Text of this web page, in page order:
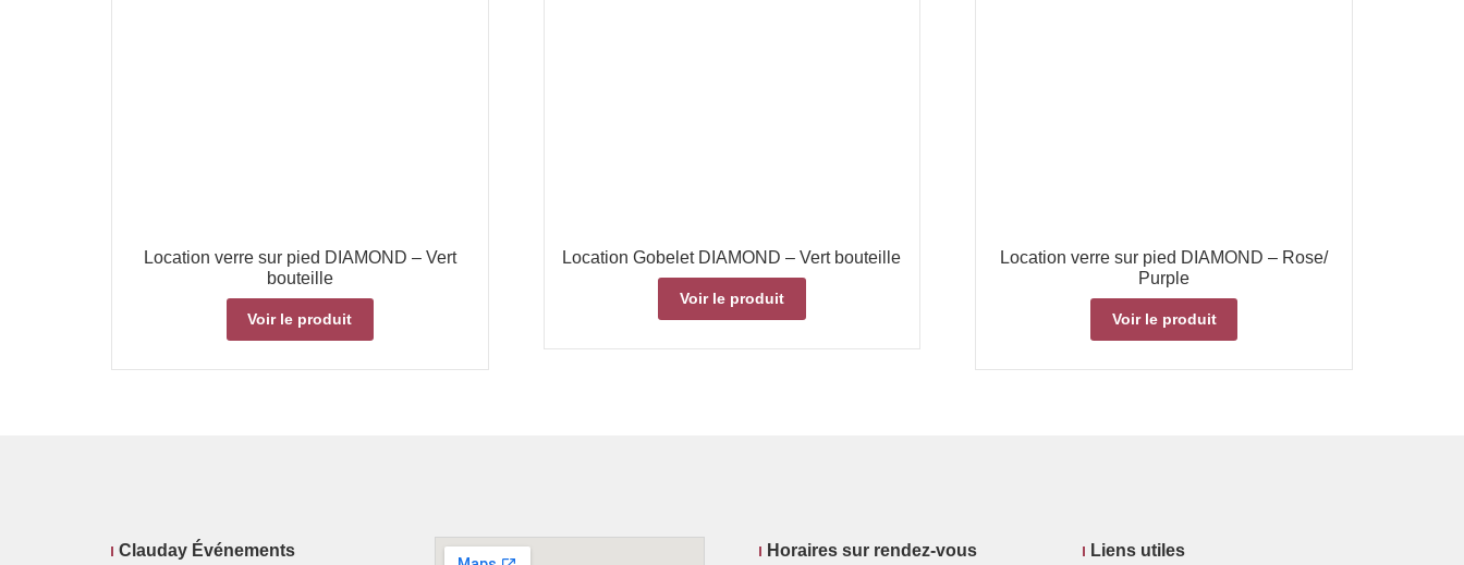
Location verre sur pied DIAMOND – Vert
bouteille
Voir le produit
Location Gobelet DIAMOND – Vert bouteille
Voir le produit
Location verre sur pied DIAMOND – Rose/
Purple
Voir le produit
Clauday Événements Horaires sur rendez-vous Liens utiles